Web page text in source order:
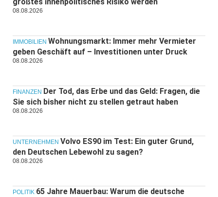
größtes innenpolitisches Risiko werden
08.08.2026
IMMOBILIEN Wohnungsmarkt: Immer mehr Vermieter
geben Geschäft auf – Investitionen unter Druck
08.08.2026
FINANZEN Der Tod, das Erbe und das Geld: Fragen, die
Sie sich bisher nicht zu stellen getraut haben
08.08.2026
UNTERNEHMEN Volvo ES90 im Test: Ein guter Grund,
den Deutschen Lebewohl zu sagen?
08.08.2026
POLITIK 65 Jahre Mauerbau: Warum die deutsche